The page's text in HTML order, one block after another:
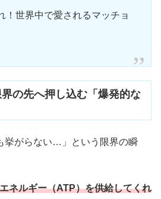
！世界中で愛されるマッチョ
の先へ押し込む「爆発的な
挙がらない…」という限界の瞬
ネルギー（ATP）を供給してくれ